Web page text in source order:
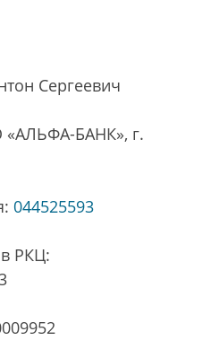
Сергеевич
«АЛЬФА-БАНК», г.
044525593
РКЦ: